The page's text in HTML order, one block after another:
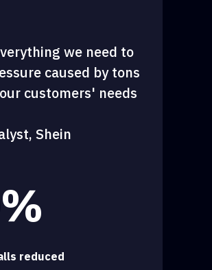
we need to
caused by tons
customers' needs
Shein
reduced